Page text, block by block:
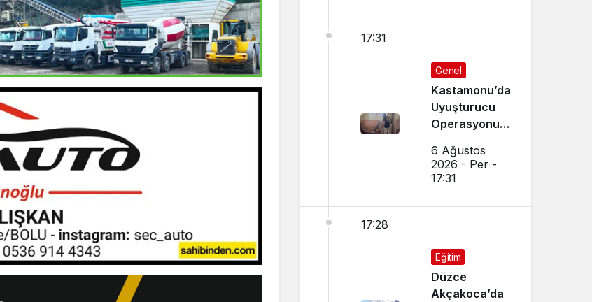
17:31
Genel
Kastamonu’da
Uyuşturucu
Operasyonu:
6 Ağustos
2026 - Per -
17:31
17:28
Eğitim
Düzce
Akçakoca’da